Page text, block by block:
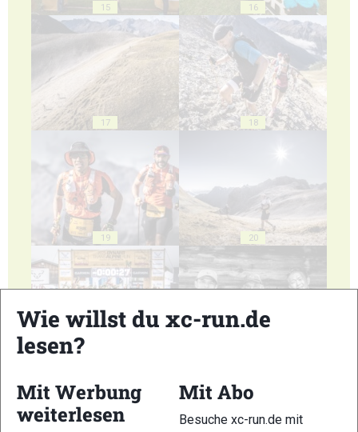
15 16
17 18
19 20
Wie willst du xc-run.de
lesen?
Mit Werbung
weiterlesen
Mit Abo
Besuche xc-run.de mit